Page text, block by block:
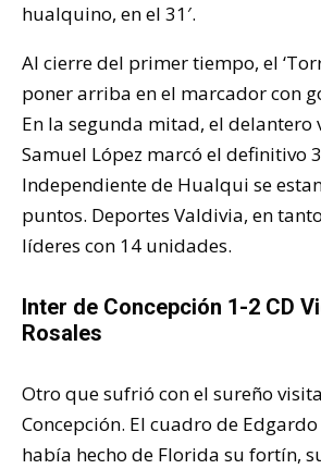
hualquino, en el 31′.
Al cierre del primer tiempo, el
poner arriba en el marcador con
En la segunda mitad, el delantero
Samuel López marcó el definitivo
Independiente de Hualqui se
puntos. Deportes Valdivia, en
líderes con 14 unidades.
Inter de Concepción 1-2 CD
Rosales
Otro que sufrió con el sureño
Concepción. El cuadro de
había hecho de Florida su fortín,